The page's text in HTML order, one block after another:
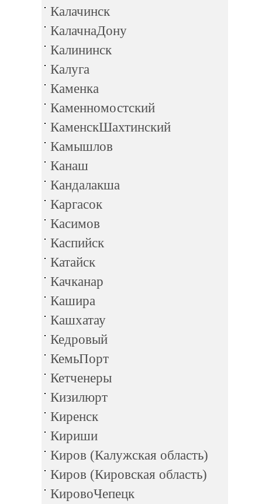
Калачинск
КалачнаДону
Калининск
Калуга
Каменка
Каменномостский
КаменскШахтинский
Камышлов
Канаш
Кандалакша
Каргасок
Касимов
Каспийск
Катайск
Качканар
Кашира
Кашхатау
Кедровый
КемьПорт
Кетченеры
Кизилюрт
Киренск
Кириши
Киров (Калужская область)
Киров (Кировская область)
КировоЧепецк